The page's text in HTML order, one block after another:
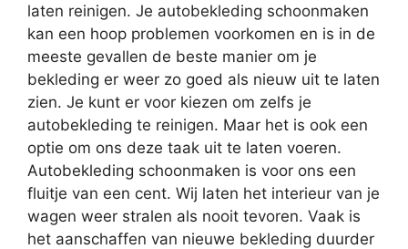
laten reinigen. Je autobekleding schoonmaken
kan een hoop problemen voorkomen en is in de
meeste gevallen de beste manier om je
bekleding er weer zo goed als nieuw uit te laten
zien. Je kunt er voor kiezen om zelfs je
autobekleding te reinigen. Maar het is ook een
optie om ons deze taak uit te laten voeren.
Autobekleding schoonmaken is voor ons een
fluitje van een cent. Wij laten het interieur van je
wagen weer stralen als nooit tevoren. Vaak is
het aanschaffen van nieuwe bekleding duurder